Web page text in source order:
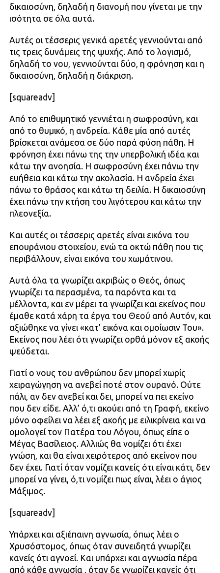
δικαιοσύνη, δηλαδή η διανομή που γίνεται με την
ισότητα σε όλα αυτά.
Αυτές οι τέσσερις γενικά αρετές γεννιούνται από
τις τρεις δυνάμεις της ψυχής. Από το λογισμό,
δηλαδή το νου, γεννιούνται δύο, η φρόνηση και η
δικαιοσύνη, δηλαδή η διάκριση.
[squareadv]
Από το επιθυμητικό γεννιέται η σωφροσύνη, και
από το θυμικό, η ανδρεία. Κάθε μία από αυτές
βρίσκεται ανάμεσα σε δύο παρά φύση πάθη. Η
φρόνηση έχει πάνω της την υπερβολική ιδέα και
κάτω την ανοησία. Η σωφροσύνη έχει πάνω την
ευήθεια και κάτω την ακολασία. Η ανδρεία έχει
πάνω το θράσος και κάτω τη δειλία. Η δικαιοσύνη
έχει πάνω την κτήση του λιγότερου και κάτω την
πλεονεξία.
Και αυτές οι τέσσερις αρετές είναι εικόνα του
επουράνιου στοιχείου, ενώ τα οκτώ πάθη που τις
περιβάλλουν, είναι εικόνα του χωμάτινου.
Αυτά όλα τα γνωρίζει ακριβώς ο Θεός, όπως
γνωρίζει τα περασμένα, τα παρόντα και τα
μέλλοντα, και εν μέρει τα γνωρίζει και εκείνος που
έμαθε κατά χάρη τα έργα του Θεού από Αυτόν, και
αξιώθηκε να γίνει «κατ’ εικόνα και ομοίωσιν Του».
Εκείνος που λέει ότι γνωρίζει ορθά μόνον εξ ακοής
ψεύδεται.
Γιατί ο νους του ανθρώπου δεν μπορεί χωρίς
χειραγώγηση να ανεβεί ποτέ στον ουρανό. Ούτε
πάλι, αν δεν ανεβεί και δει, μπορεί να πει εκείνο
που δεν είδε. Αλλ’ ό,τι ακούει από τη Γραφή, εκείνο
μόνο οφείλει να λέει εξ ακοής με ειλικρίνεια και να
ομολογεί τον Πατέρα του Λόγου, όπως είπε ο
Μέγας Βασίλειος. Αλλιώς θα νομίζει ότι έχει
γνώση, και θα είναι χειρότερος από εκείνον που
δεν έχει. Γιατί όταν νομίζει κανείς ότι είναι κάτι, δεν
μπορεί να γίνει, ό,τι νομίζει πως είναι, λέει ο άγιος
Μάξιμος.
[squareadv]
Υπάρχει και αξιέπαινη αγνωσία, όπως λέει ο
Χρυσόστομος, όπως όταν συνειδητά γνωρίζει
κανείς ότι αγνοεί. Και υπάρχει και αγνωσία πέρα
από κάθε αγνωσία , όταν δε γνωρίζει κανείς ότι